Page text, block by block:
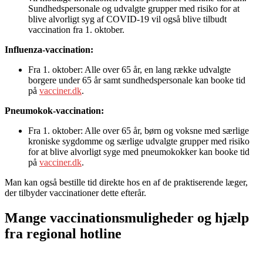
Sundhedspersonale og udvalgte grupper med risiko for at
blive alvorligt syg af COVID-19 vil også blive tilbudt
vaccination fra 1. oktober.
Influenza-vaccination:
Fra 1. oktober: Alle over 65 år, en lang række udvalgte
borgere under 65 år samt sundhedspersonale kan booke tid
på vacciner.dk.
Pneumokok-vaccination:
Fra 1. oktober: Alle over 65 år, børn og voksne med særlige
kroniske sygdomme og særlige udvalgte grupper med risiko
for at blive alvorligt syge med pneumokokker kan booke tid
på vacciner.dk.
Man kan også bestille tid direkte hos en af de praktiserende læger,
der tilbyder vaccinationer dette efterår.
Mange vaccinationsmuligheder og hjælp
fra regional hotline